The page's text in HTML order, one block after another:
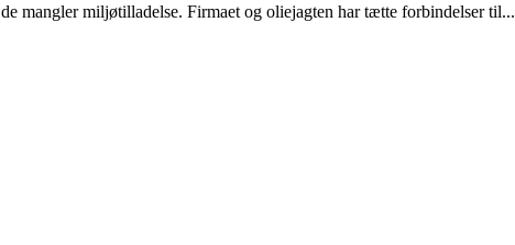
mangler miljøtilladelse. Firmaet og oliejagten har tætte forbindelser til...